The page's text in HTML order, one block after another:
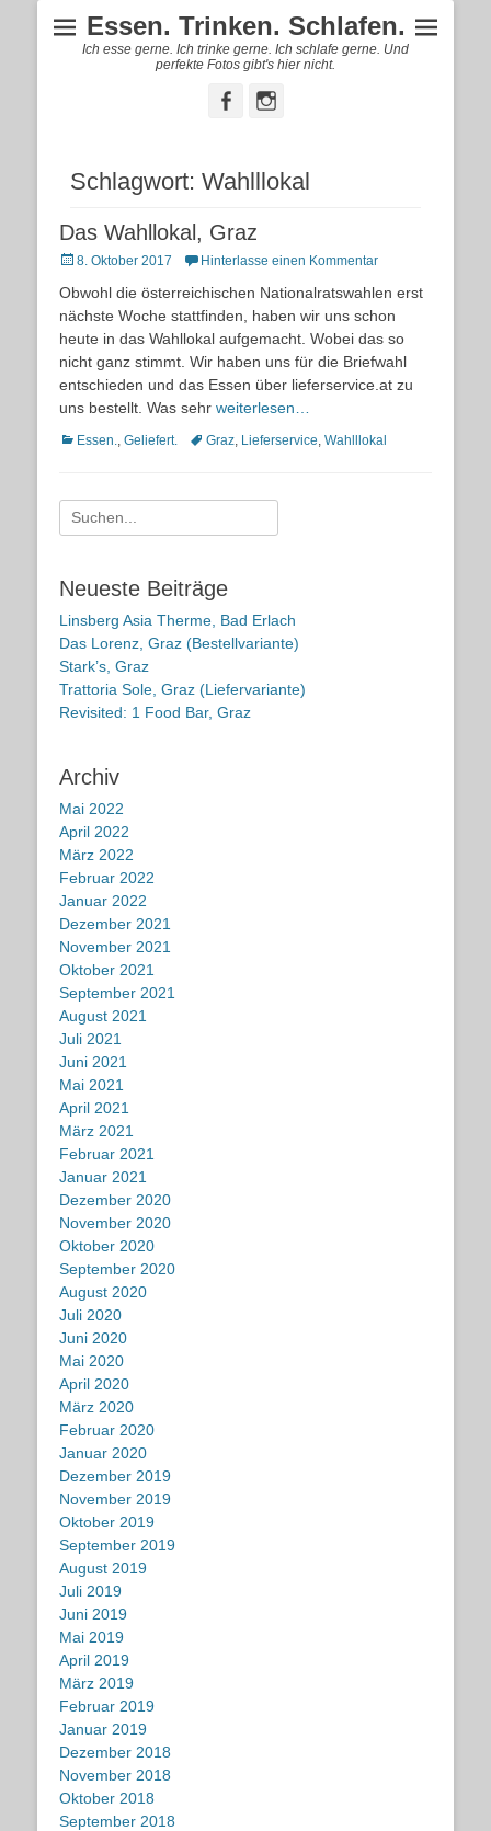
Essen. Trinken. Schlafen.
Ich esse gerne. Ich trinke gerne. Ich schlafe gerne. Und
perfekte Fotos gibt's hier nicht.
FacebookInstagram
Schlagwort: Wahlllokal
Das Wahllokal, Graz
Posted
8. Oktober 2017 Hinterlasse einen Kommentar
Obwohl die österreichischen Nationalratswahlen erst
nächste Woche stattfinden, haben wir uns schon
heute in das Wahllokal aufgemacht. Wobei das so
nicht ganz stimmt. Wir haben uns für die Briefwahl
entschieden und das Essen über lieferservice.at zu
uns bestellt. Was sehr weiterlesen…
Kategorien
Essen., Geliefert. Schlagworte
Graz, Lieferservice, Wahlllokal
Suche
nach:
Neueste Beiträge
Linsberg Asia Therme, Bad Erlach
Das Lorenz, Graz (Bestellvariante)
Stark’s, Graz
Trattoria Sole, Graz (Liefervariante)
Revisited: 1 Food Bar, Graz
Archiv
Mai 2022
April 2022
März 2022
Februar 2022
Januar 2022
Dezember 2021
November 2021
Oktober 2021
September 2021
August 2021
Juli 2021
Juni 2021
Mai 2021
April 2021
März 2021
Februar 2021
Januar 2021
Dezember 2020
November 2020
Oktober 2020
September 2020
August 2020
Juli 2020
Juni 2020
Mai 2020
April 2020
März 2020
Februar 2020
Januar 2020
Dezember 2019
November 2019
Oktober 2019
September 2019
August 2019
Juli 2019
Juni 2019
Mai 2019
April 2019
März 2019
Februar 2019
Januar 2019
Dezember 2018
November 2018
Oktober 2018
September 2018